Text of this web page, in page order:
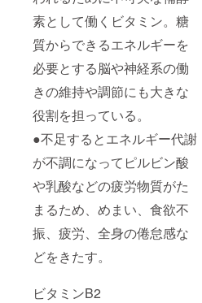
素として働くビタミン。糖
質からできるエネルギーを
必要とする脳や神経系の働
きの維持や調節にも大きな
役割を担っている。
●不足するとエネルギー代謝
が不調になってピルビン酸
や乳酸などの疲労物質がた
まるため、めまい、食欲不
振、疲労、全身の倦怠感な
どをきたす。
ビタミンB2